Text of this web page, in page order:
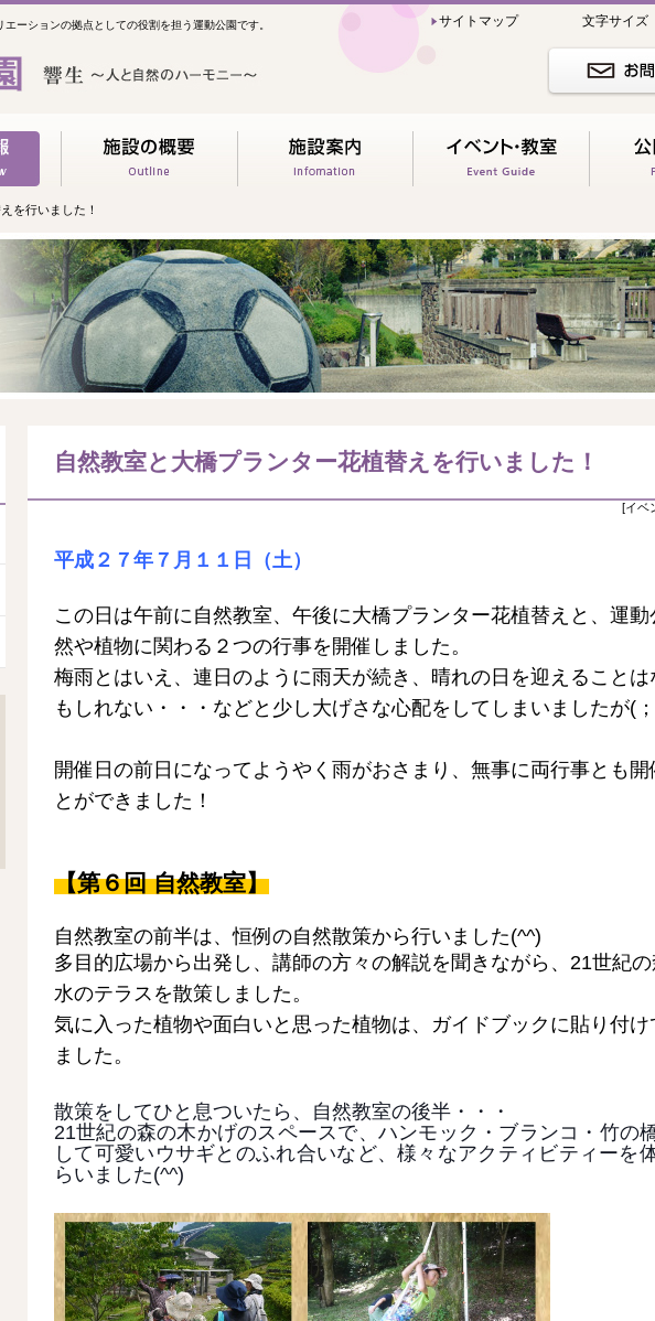
ーションの拠点としての役割を担う運動公園です。 文字サイズ
サイトマップ
を行いました！
自然教室と大橋プランター花植替えを行いました！
[イベ
平成２７年７月１１日（土）
この日は午前に自然教室、午後に大橋プランター花植替えと、運動
然や植物に関わる２つの行事を開催しました。
梅雨とはいえ、連日のように雨天が続き、晴れの日を迎えることは
もしれない・・・などと少し大げさな心配をしてしまいましたが(
開催日の前日になってようやく雨がおさまり、無事に両行事とも開
とができました！
【第６回 自然教室】
自然教室の前半は、恒例の自然散策から行いました(^^)
多目的広場から出発し、講師の方々の解説を聞きながら、21世紀の
水のテラスを散策しました。
気に入った植物や面白いと思った植物は、ガイドブックに貼り付け
ました。
散策をしてひと息ついたら、自然教室の後半・・・
21世紀の森の木かげのスペースで、ハンモック・ブランコ・竹の
して可愛いウサギとのふれ合いなど、様々なアクティビティーを
らいました(^^)